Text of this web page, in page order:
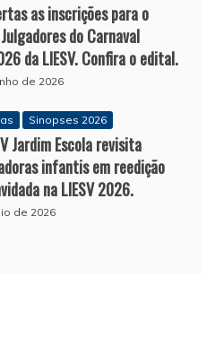
as inscrições para o
do Carnaval
da LIESV. Confira o edital.
de 2026
Sinopses 2026
Jardim Escola revisita
infantis em reedição
na LIESV 2026.
de 2026